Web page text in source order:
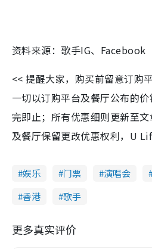
资料来源：歌手IG、Facebook
<< 提醒大家，购买前留意订购
一切以订购平台及餐厅公布的
完即止；所有优惠细则更新至
及餐厅保留更改优惠权利，U
娱乐 门票 演唱会
香港
歌手
更多真实评价